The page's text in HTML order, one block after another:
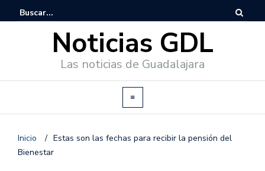
Noticias GDL
Las noticias de Guadalajara
Inicio / Estas son las fechas para recibir la pensión del
Bienestar